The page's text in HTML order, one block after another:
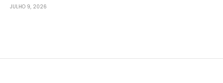
JULHO 9, 2026